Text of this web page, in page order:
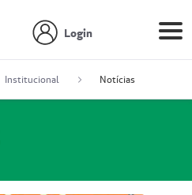
Login
Institucional Notícias